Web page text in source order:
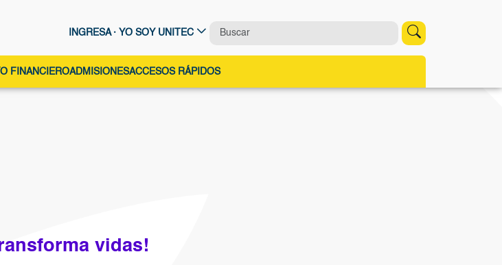
INGRESA · YO SOY UNITEC
principal
FINANCIEROADMISIONESACCESOS RÁPIDOS
vidas!